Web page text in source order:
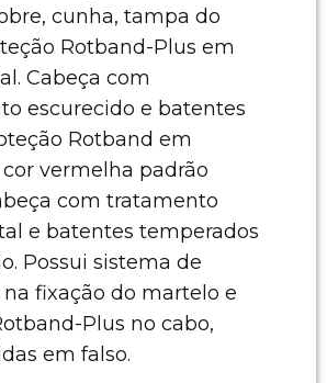
cunha, tampa do
Rotband-Plus em
Cabeça com
escurecido e batentes
Rotband em
vermelha padrão
com tratamento
e batentes temperados
Possui sistema de
fixação do martelo e
Plus no cabo,
em falso.